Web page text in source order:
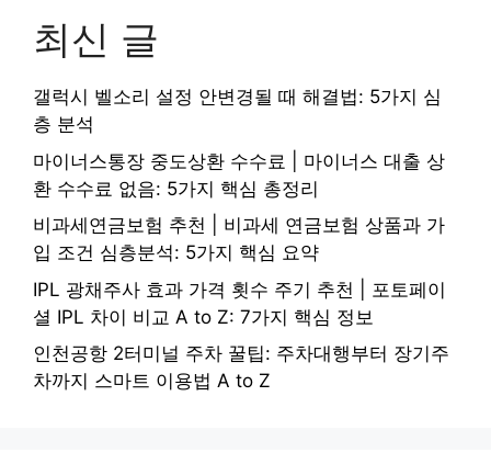
최신 글
갤럭시 벨소리 설정 안변경될 때 해결법: 5가지 심
층 분석
마이너스통장 중도상환 수수료 | 마이너스 대출 상
환 수수료 없음: 5가지 핵심 총정리
비과세연금보험 추천 | 비과세 연금보험 상품과 가
입 조건 심층분석: 5가지 핵심 요약
IPL 광채주사 효과 가격 횟수 주기 추천 | 포토페이
셜 IPL 차이 비교 A to Z: 7가지 핵심 정보
인천공항 2터미널 주차 꿀팁: 주차대행부터 장기주
차까지 스마트 이용법 A to Z